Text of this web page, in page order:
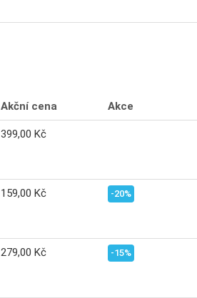
Akční cena Akce
399,00 Kč
159,00 Kč -20%
279,00 Kč -15%